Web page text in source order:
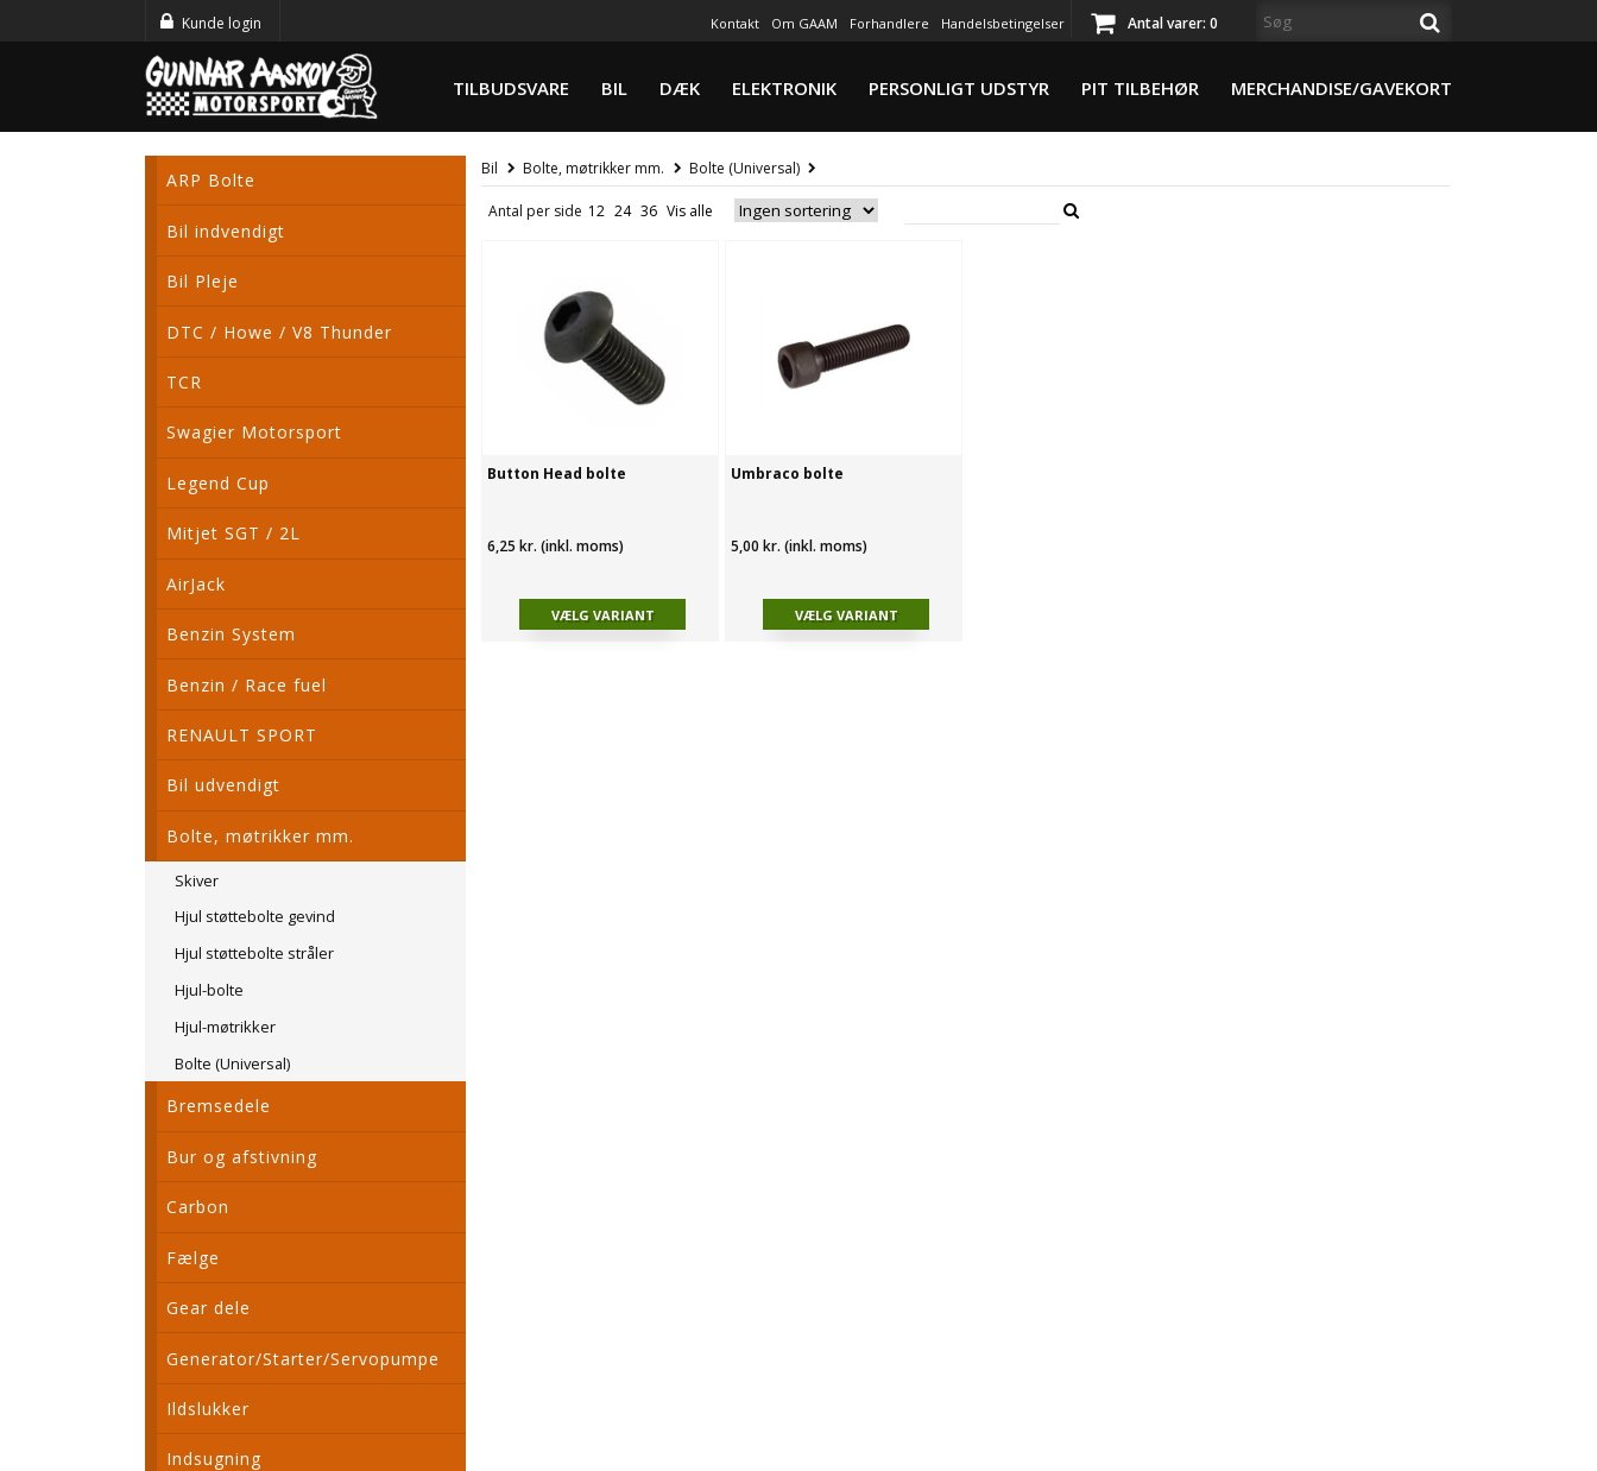
Kunde login Kontakt Om GAAM Forhandlere Handelsbetingelser Antal varer: 0
TILBUDSVARE BIL DÆK ELEKTRONIK PERSONLIGT UDSTYR PIT TILBEHØR MERCHANDISE/GAVEKORT
ARP Bolte
Bil indvendigt
Bil Pleje
DTC / Howe / V8 Thunder
TCR
Swagier Motorsport
Legend Cup
Mitjet SGT / 2L
AirJack
Benzin System
Benzin / Race fuel
RENAULT SPORT
Bil udvendigt
Bolte, møtrikker mm.
Skiver
Hjul støttebolte gevind
Hjul støttebolte stråler
Hjul-bolte
Hjul-møtrikker
Bolte (Universal)
Bremsedele
Bur og afstivning
Carbon
Fælge
Gear dele
Generator/Starter/Servopumpe
Ildslukker
Indsugning
Bil Bolte, møtrikker mm. Bolte (Universal)
Antal per side
Button Head bolte
6,25 kr. (inkl. moms)
Umbraco bolte
5,00 kr. (inkl. moms)